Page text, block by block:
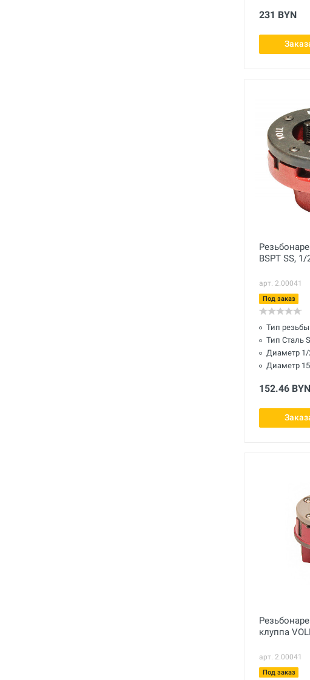
231 BYN
BSPT SS,
арт. 2.00041
Под заказ
Тип резьбы
Тип Сталь
Диаметр
Диаметр
152.46 BYN
клуппа
арт. 2.00041
Под заказ